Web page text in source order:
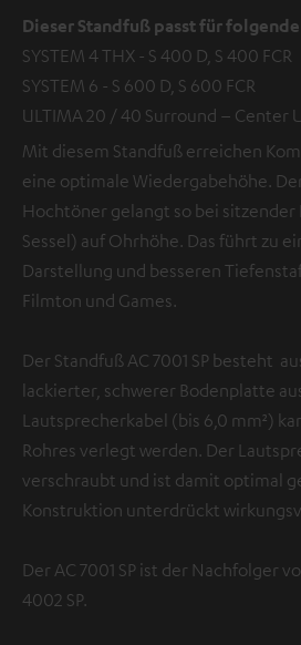
Dieser Standfuß passt für
SYSTEM 4 THX - S 400 D, S 400 FCR
SYSTEM 6 - S 600 D, S 600 FCR
ULTIMA 20 / 40 Surround – Center
Mit diesem Standfuß erreichen
eine optimale Wiedergabehöhe.
Hochtöner gelangt so bei
Sessel) auf Ohrhöhe. Das führt zu
Darstellung und besseren
Filmton und Games.
Der Standfuß AC 7001 SP besteht
lackierter, schwerer Bodenplatte
Lautsprecherkabel (bis 6,0 mm²)
Rohres verlegt werden. Der
verschraubt und ist damit optimal
Konstruktion unterdrückt
Der AC 7001 SP ist der Nachfolger
4002 SP.